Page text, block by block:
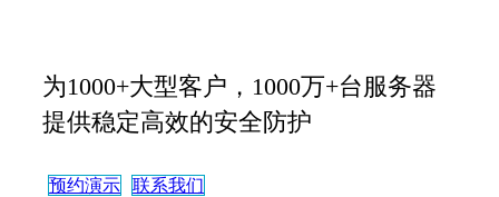
为1000+大型客户，1000万+台服务器
提供稳定高效的安全防护
预约演示 联系我们